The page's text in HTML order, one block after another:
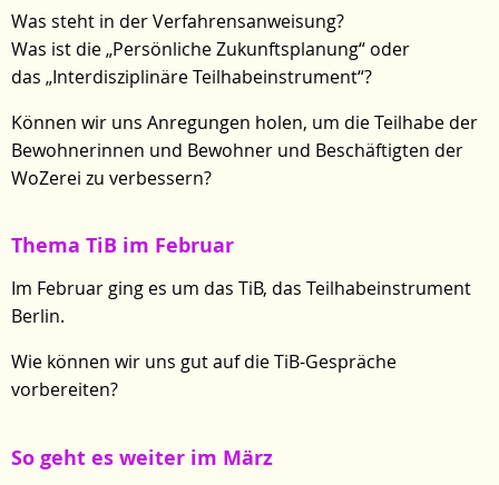
Was steht in der Verfahrensanweisung?
Was ist die „Persönliche Zukunftsplanung“ oder
das „Interdisziplinäre Teilhabeinstrument“?
Können wir uns Anregungen holen, um die Teilhabe der
Bewohnerinnen und Bewohner und Beschäftigten der
WoZerei zu verbessern?
Thema TiB im Februar
Im Februar ging es um das TiB, das Teilhabeinstrument
Berlin.
Wie können wir uns gut auf die TiB-Gespräche
vorbereiten?
So geht es weiter im März